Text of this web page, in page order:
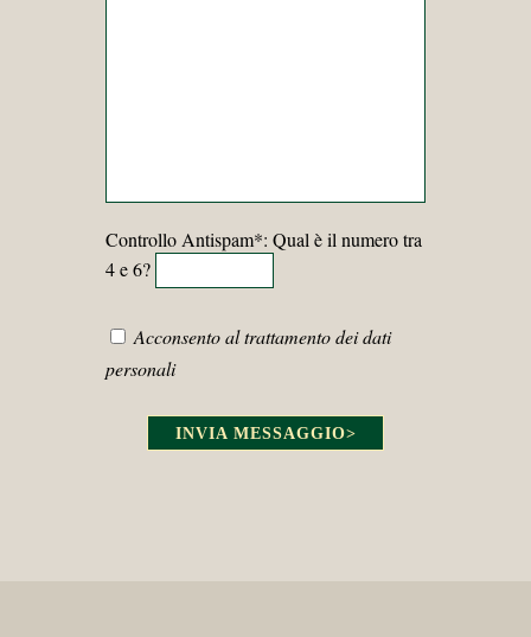
Controllo Antispam*: Qual è il numero tra
4 e 6?
Acconsento al trattamento dei dati
personali
INVIA MESSAGGIO>